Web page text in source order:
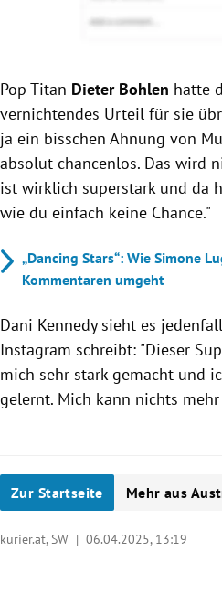
Pop-Titan Dieter Bohlen hatte
vernichtendes Urteil für sie
ja ein bisschen Ahnung von
absolut chancenlos. Das wird
ist wirklich superstark und da
wie du einfach keine Chance."
„Dancing Stars“: Wie Simone
Kommentaren umgeht
Dani Kennedy sieht es
Instagram schreibt: "Dieser
mich sehr stark gemacht und
gelernt. Mich kann nichts
Zur Startseite Mehr aus
kurier.at, SW | 06.04.2025, 13:19